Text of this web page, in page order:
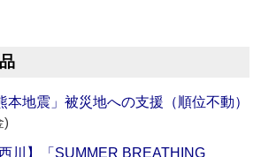
本地震」被災地への支援（順位不動）
)
西川】「SUMMER BREATHING